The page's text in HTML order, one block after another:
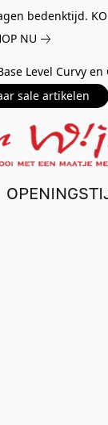
bedenktijd.
NU
Level Curvy
sale artikelen